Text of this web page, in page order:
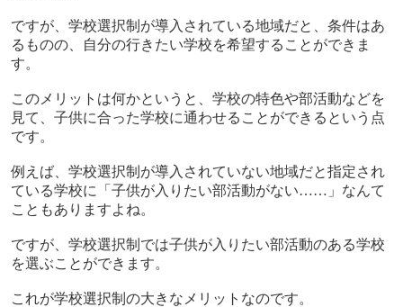
ですが、学校選択制が導入されている地域だと、条件はあ
るものの、自分の行きたい学校を希望することができま
す。
このメリットは何かというと、学校の特色や部活動などを
見て、子供に合った学校に通わせることができるという点
です。
例えば、学校選択制が導入されていない地域だと指定され
ている学校に「子供が入りたい部活動がない……」なんて
こともありますよね。
ですが、学校選択制では子供が入りたい部活動のある学校
を選ぶことができます。
これが学校選択制の大きなメリットなのです。